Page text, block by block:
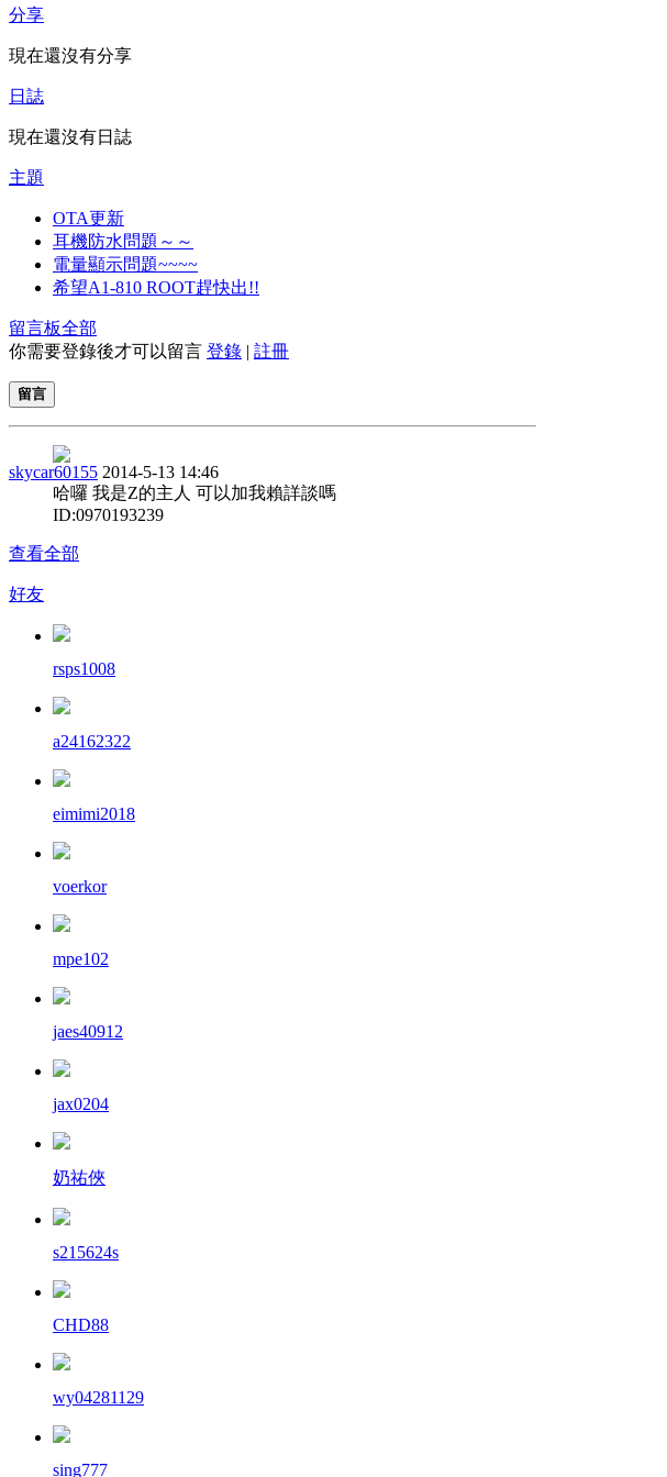
分享
現在還沒有分享
日誌
現在還沒有日誌
主題
OTA更新
耳機防水問題～～
電量顯示問題~~~~
希望A1-810 ROOT趕快出!!
留言板全部
你需要登錄後才可以留言 登錄 | 註冊
留言
skycar60155 2014-5-13 14:46
哈囉 我是Z的主人 可以加我賴詳談嗎
ID:0970193239
查看全部
好友
rsps1008
a24162322
eimimi2018
voerkor
mpe102
jaes40912
jax0204
奶祐俠
s215624s
CHD88
wy04281129
sing777